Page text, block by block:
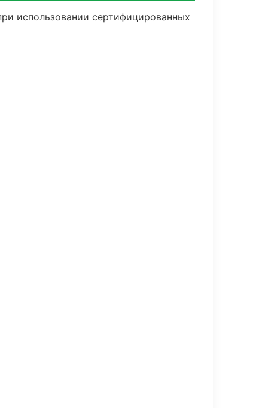
использовании сертифицированных